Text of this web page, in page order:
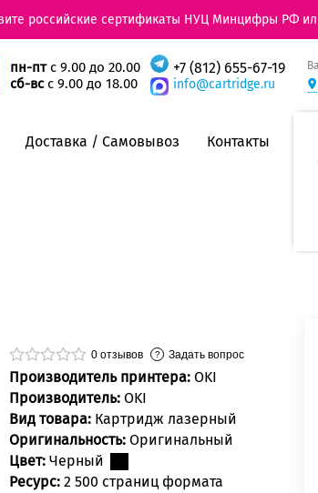
российские сертификаты НУЦ Минцифры РФ
пн-птс 9.00 до 20.00
сб-всс 9.00 до 18.00
+7 (812) 655-67-19
info@cartridge.ru
Доставка / Самовывоз Контакты
0 отзывов Задать вопрос
Производитель принтера: OKI
Производитель: OKI
Вид товара: Картридж лазерный
Оригинальность: Оригинальный
Цвет: Черный
Ресурс: 2 500 страниц формата